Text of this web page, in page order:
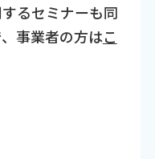
るセミナーも同
事業者の方はこ